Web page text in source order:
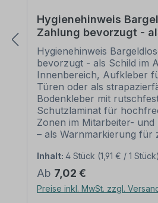
Hygienehinweis
Zahlung bevorzugt -
Bodenkleber
Schild
Hygienehinweis
bevorzugt - als Schild im
Innenbereich, Aufkleber
Türen oder als
Bodenkleber mit
Schutzlaminat für
Zonen im Mitarbeiter-
– als Warnmarkierung für
Einrichtungen und
Wartezonen, Labore,
und andere Bereiche mit
Infektionsgefahr, in denen
Inhalt: 4 Stück (1,91 € / 1 Stück)
Regulärer Preis:
Ab 7,02 €
Preise inkl. MwSt. zzgl.